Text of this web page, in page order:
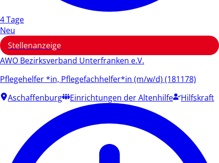
4 Tage
Neu
Stellenanzeige
AWO Bezirksverband Unterfranken e.V.
Pflegehelfer *in, Pflegefachhelfer*in (m/w/d) (181178)
Aschaffenburg
Einrichtungen der Altenhilfe Hilfskraft